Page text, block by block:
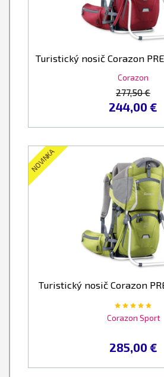
Turistický nosič Corazon
Corazon
277,50 €
244,00 €
NOVINKA
Turistický nosič Corazon
Corazon Sport
285,00 €